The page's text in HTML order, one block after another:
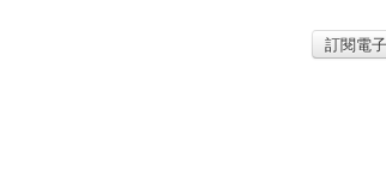
訂閱電